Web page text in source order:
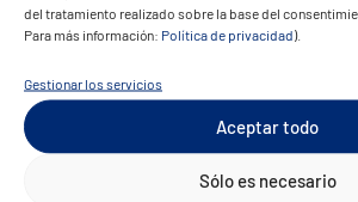
del tratamiento realizado sobre la base del
Para más información: Política de privacidad).
Gestionar los servicios
Aceptar todo
Sólo es necesario
gestión de errores e informes
especializados.